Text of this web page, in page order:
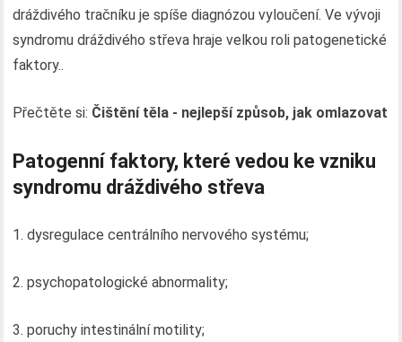
dráždivého tračníku je spíše diagnózou vyloučení. Ve vývoji
syndromu dráždivého střeva hraje velkou roli patogenetické
faktory..
Přečtěte si: Čištění těla - nejlepší způsob, jak omlazovat
Patogenní faktory, které vedou ke vzniku
syndromu dráždivého střeva
1. dysregulace centrálního nervového systému;
2. psychopatologické abnormality;
3. poruchy intestinální motility;